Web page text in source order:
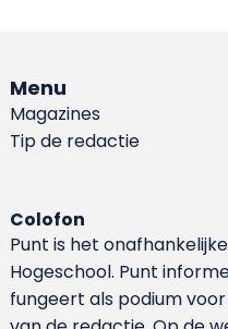
Menu
Magazines
Tip de redactie
Colofon
Punt is het
Hoge­school. Punt
fungeert als podium